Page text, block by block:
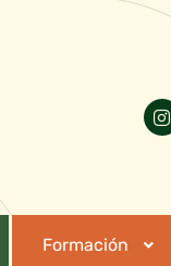
Formación